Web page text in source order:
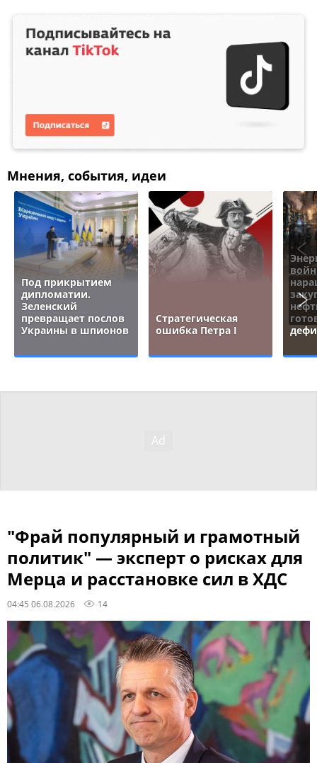
Мнения, события, идеи
Под прикрытием
дипломатии.
Зеленский
превращает послов
Украины в шпионов
Стратегическая
ошибка Петра I
"Фрай популярный и грамотный
политик" — эксперт о рисках для
Мерца и расстановке сил в ХДС
04:45 06.08.2026 14